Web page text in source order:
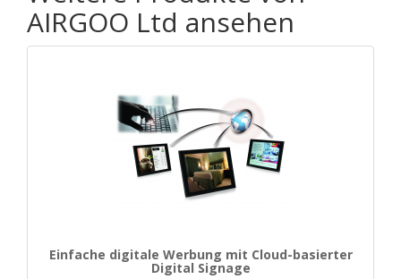
AIRGOO Ltd ansehen
Einfache digitale Werbung mit Cloud-basierter
Digital Signage